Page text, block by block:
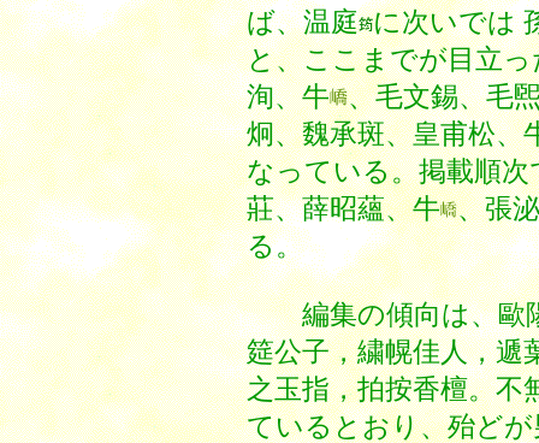
ば、温庭 に次いでは
と、ここまでが目立
洵、牛 、毛文錫、毛
炯、魏承斑、皇甫松、
なっている。掲載順次
莊、薛昭蘊、牛 、張
る。欧陽烱
編集の傾向は、歐
筵公子，繍幌佳人，遞
之玉指，拍按香檀。不
ているとおり、殆ど